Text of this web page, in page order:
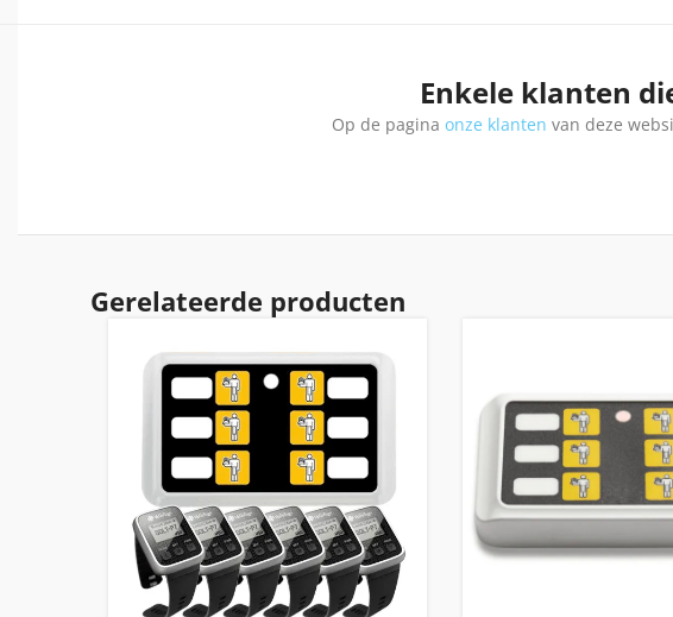
Enkele klanten
Op de pagina onze klanten van deze
Gerelateerde producten